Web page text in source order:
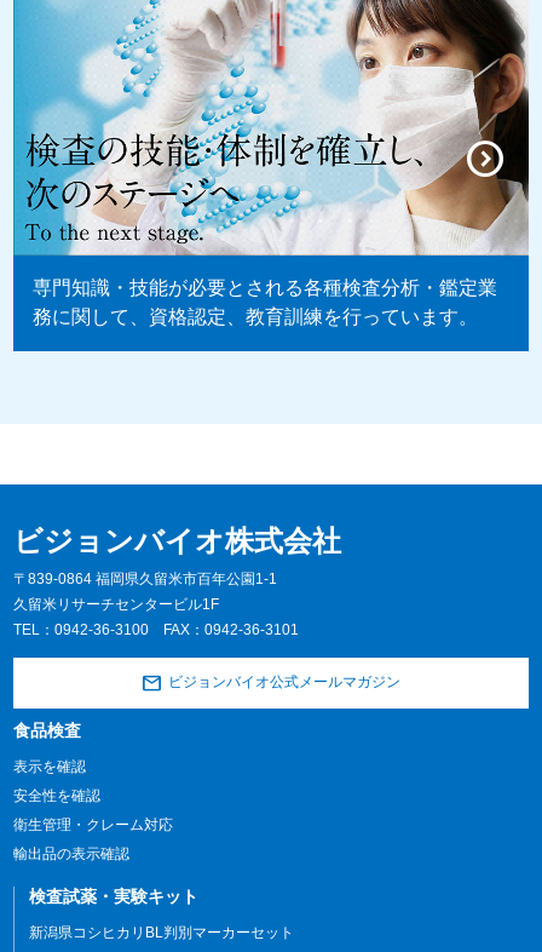
専門知識・技能が必要とされる各種検査分析・鑑定業
務に関して、資格認定、教育訓練を行っています。
ビジョンバイオ株式会社
〒839-0864 福岡県久留米市百年公園1-1
久留米リサーチセンタービル1F
TEL：0942-36-3100 FAX：0942-36-3101
ビジョンバイオ公式メールマガジン
食品検査
表示を確認
安全性を確認
衛生管理・クレーム対応
輸出品の表示確認
検査試薬・実験キット
新潟県コシヒカリBL判別マーカーセット